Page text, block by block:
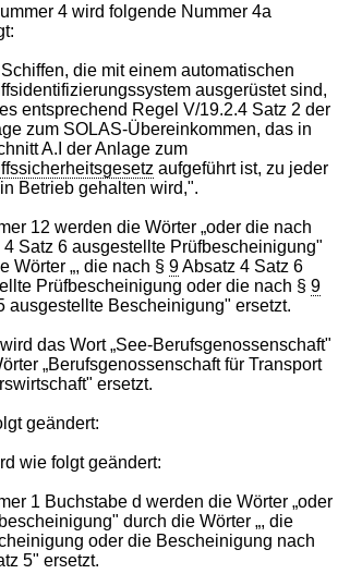
4 wird folgende Nummer 4a
die mit einem automatischen
ausgerüstet sind,
entsprechend Regel V/19.2.4 Satz 2 der
zum SOLAS-Übereinkommen, das in
A.I der Anlage zum
aufgeführt ist, zu jeder
Betrieb gehalten wird,".
12 werden die Wörter „oder die nach
4 Satz 6 ausgestellte Prüfbescheinigung"
Wörter „, die nach §9Absatz 4 Satz 6
Prüfbescheinigung oder die nach §9
ausgestellte Bescheinigung" ersetzt.
wird das Wort „See-Berufsgenossenschaft"
„Berufsgenossenschaft für Transport
ersetzt.
geändert:
wie folgt geändert:
1 Buchstabe d werden die Wörter „oder
durch die Wörter „, die
oder die Bescheinigung nach
5" ersetzt.